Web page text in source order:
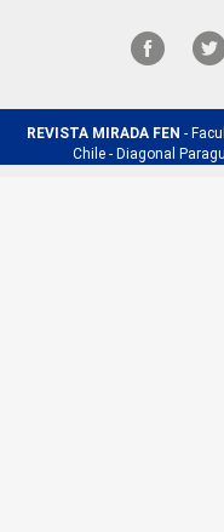
REVISTA MIRADA FEN -
Chile - Diagonal